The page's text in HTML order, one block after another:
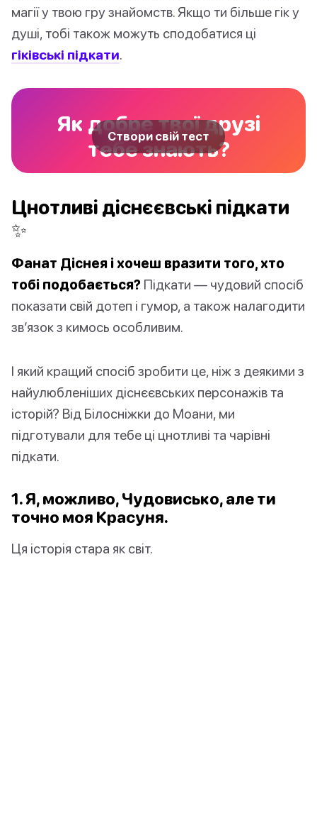
магії у твою гру знайомств. Якщо ти більше гік у
душі, тобі також можуть сподобатися ці
гіківські підкати.
Як добре твої друзі
тебе знають?
Створи свій тест
Цнотливі діснєєвські підкати
✨
Фанат Діснея і хочеш вразити того, хто
тобі подобається? Підкати — чудовий спосіб
показати свій дотеп і гумор, а також налагодити
зв’язок з кимось особливим.
І який кращий спосіб зробити це, ніж з деякими з
найулюбленіших діснєєвських персонажів та
історій? Від Білосніжки до Моани, ми
підготували для тебе ці цнотливі та чарівні
підкати.
1. Я, можливо, Чудовисько, але ти
точно моя Красуня.
Ця історія стара як світ.